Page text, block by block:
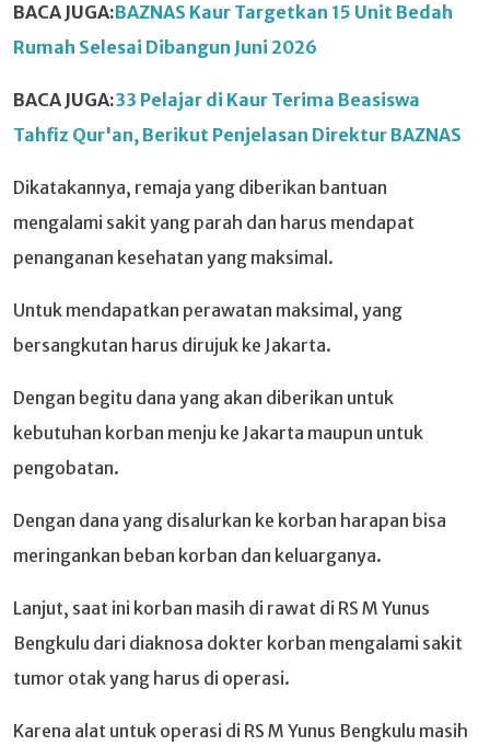
BACA JUGA:BAZNAS Kaur Targetkan 15 Unit Bedah
Rumah Selesai Dibangun Juni 2026
BACA JUGA:33 Pelajar di Kaur Terima Beasiswa
Tahfiz Qur'an, Berikut Penjelasan Direktur BAZNAS
Dikatakannya, remaja yang diberikan bantuan
mengalami sakit yang parah dan harus mendapat
penanganan kesehatan yang maksimal.
Untuk mendapatkan perawatan maksimal, yang
bersangkutan harus dirujuk ke Jakarta.
Dengan begitu dana yang akan diberikan untuk
kebutuhan korban menju ke Jakarta maupun untuk
pengobatan.
Dengan dana yang disalurkan ke korban harapan bisa
meringankan beban korban dan keluarganya.
Lanjut, saat ini korban masih di rawat di RS M Yunus
Bengkulu dari diaknosa dokter korban mengalami sakit
tumor otak yang harus di operasi.
Karena alat untuk operasi di RS M Yunus Bengkulu masih